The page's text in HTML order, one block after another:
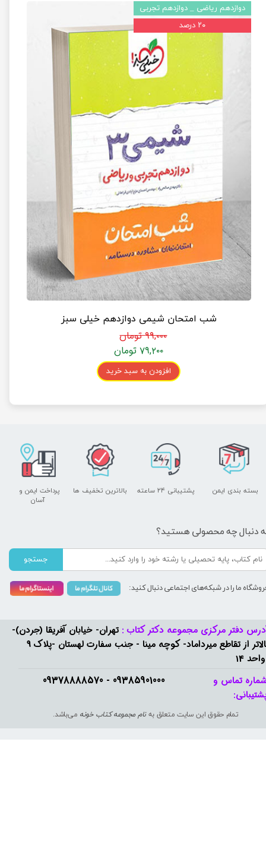
شب امتحان شیمی دوازدهم خیلی سبز
۹۹,۰۰۰ تومان
۷۹,۲۰۰ تومان
افزودن به سبد خرید
دوازدهم ریاضی _ دوازدهم تجربی
۲۰ درصد
09385901000 - 09378888570​​​​​​​
دفتر مرکزی مجموعه دکتر کتاب : تهران- خیابان آفریقا (جردن)-
بالاتر از تقاطع میرداماد- کوچه مینا - جنب سفارت لهستان -پلاک 9
14
تمام حقوق این سایت متعلق بهنام مجموعه کتاب خونه می‌باشد.
تماس و
پشتیبانی ۲۴ ساعته
پرداخت ایمن و ​​​​​​​
آسان
بسته بندی ایمن بالاترین تخفیف ها
دنبال چه محصولی هستید؟
جستجو
ما را در شبکه‌های اجتماعی دنبال کنید: